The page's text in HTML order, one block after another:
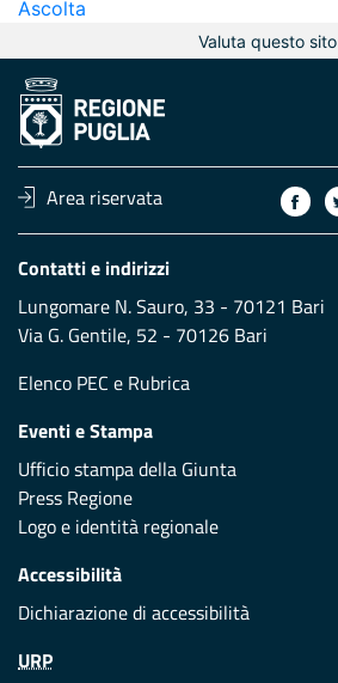
Ascolta
Valuta questo sito
Area riservata
Contatti e indirizzi
Lungomare N. Sauro, 33 - 70121 Bari
Via G. Gentile, 52 - 70126 Bari
Elenco PEC e Rubrica
Eventi e Stampa
Ufficio stampa della Giunta
Press Regione
Logo e identità regionale
Accessibilità
Dichiarazione di accessibilità
URP